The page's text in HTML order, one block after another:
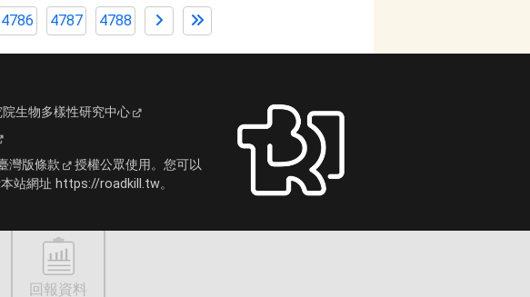
4786 4787 4788
回報資料
生物多樣性研究中心
灣版條款
授權公眾使用。您可以
站網址 https://roadkill.tw。